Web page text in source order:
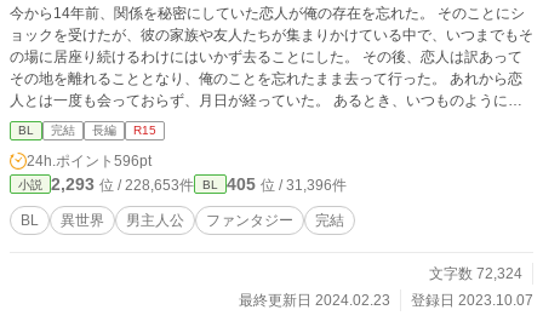
今から14年前、関係を秘密にしていた恋人が俺の存在を忘れた。 そのことにシ
ョックを受けたが、彼の家族や友人たちが集まりかけている中で、いつまでもそ
の場に居座り続けるわけにはいかず去ることにした。 その後、恋人は訳あって
その地を離れることとなり、俺のことを忘れたまま去って行った。 あれから恋
人とは一度も会っておらず、月日が経っていた。 あるとき、いつものように仕
事場に向かっているといきなり真上に明るい光が降ってきて……？ ※沢山のお
気に入り登録ありがとうございます。深く感謝申し上げます。
BL 完結 長編 R15
24h.ポイント 596pt
小説 2,293 位 / 228,653件 BL 405 位 / 31,396件
BL 異世界 男主人公 ファンタジー 完結
文字数 72,324
最終更新日 2024.02.23
登録日 2023.10.07